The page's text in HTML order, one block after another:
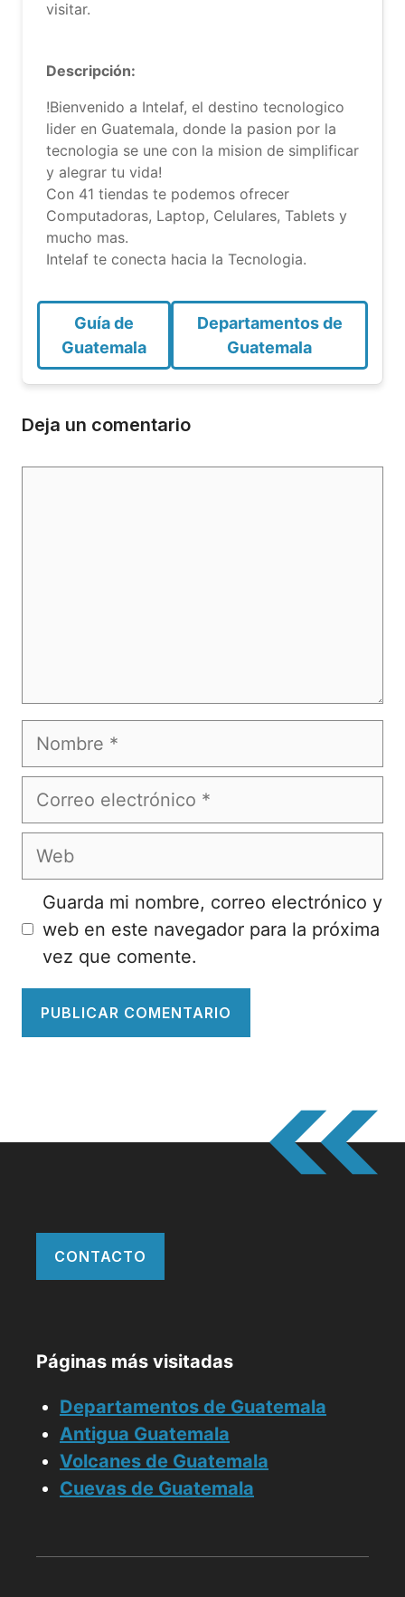
visitar.
Descripción:
!Bienvenido a Intelaf, el destino tecnologico
lider en Guatemala, donde la pasion por la
tecnologia se une con la mision de simplificar
y alegrar tu vida!
Con 41 tiendas te podemos ofrecer
Computadoras, Laptop, Celulares, Tablets y
mucho mas.
Intelaf te conecta hacia la Tecnologia.
Guía de
Guatemala
Departamentos de
Guatemala
Deja un comentario
Nombre
Correo
Web
Guarda mi nombre, correo electrónico y
web en este navegador para la próxima
vez que comente.
CONTACTO
Páginas más visitadas
Departamentos de Guatemala
Antigua Guatemala
Volcanes de Guatemala
Cuevas de Guatemala